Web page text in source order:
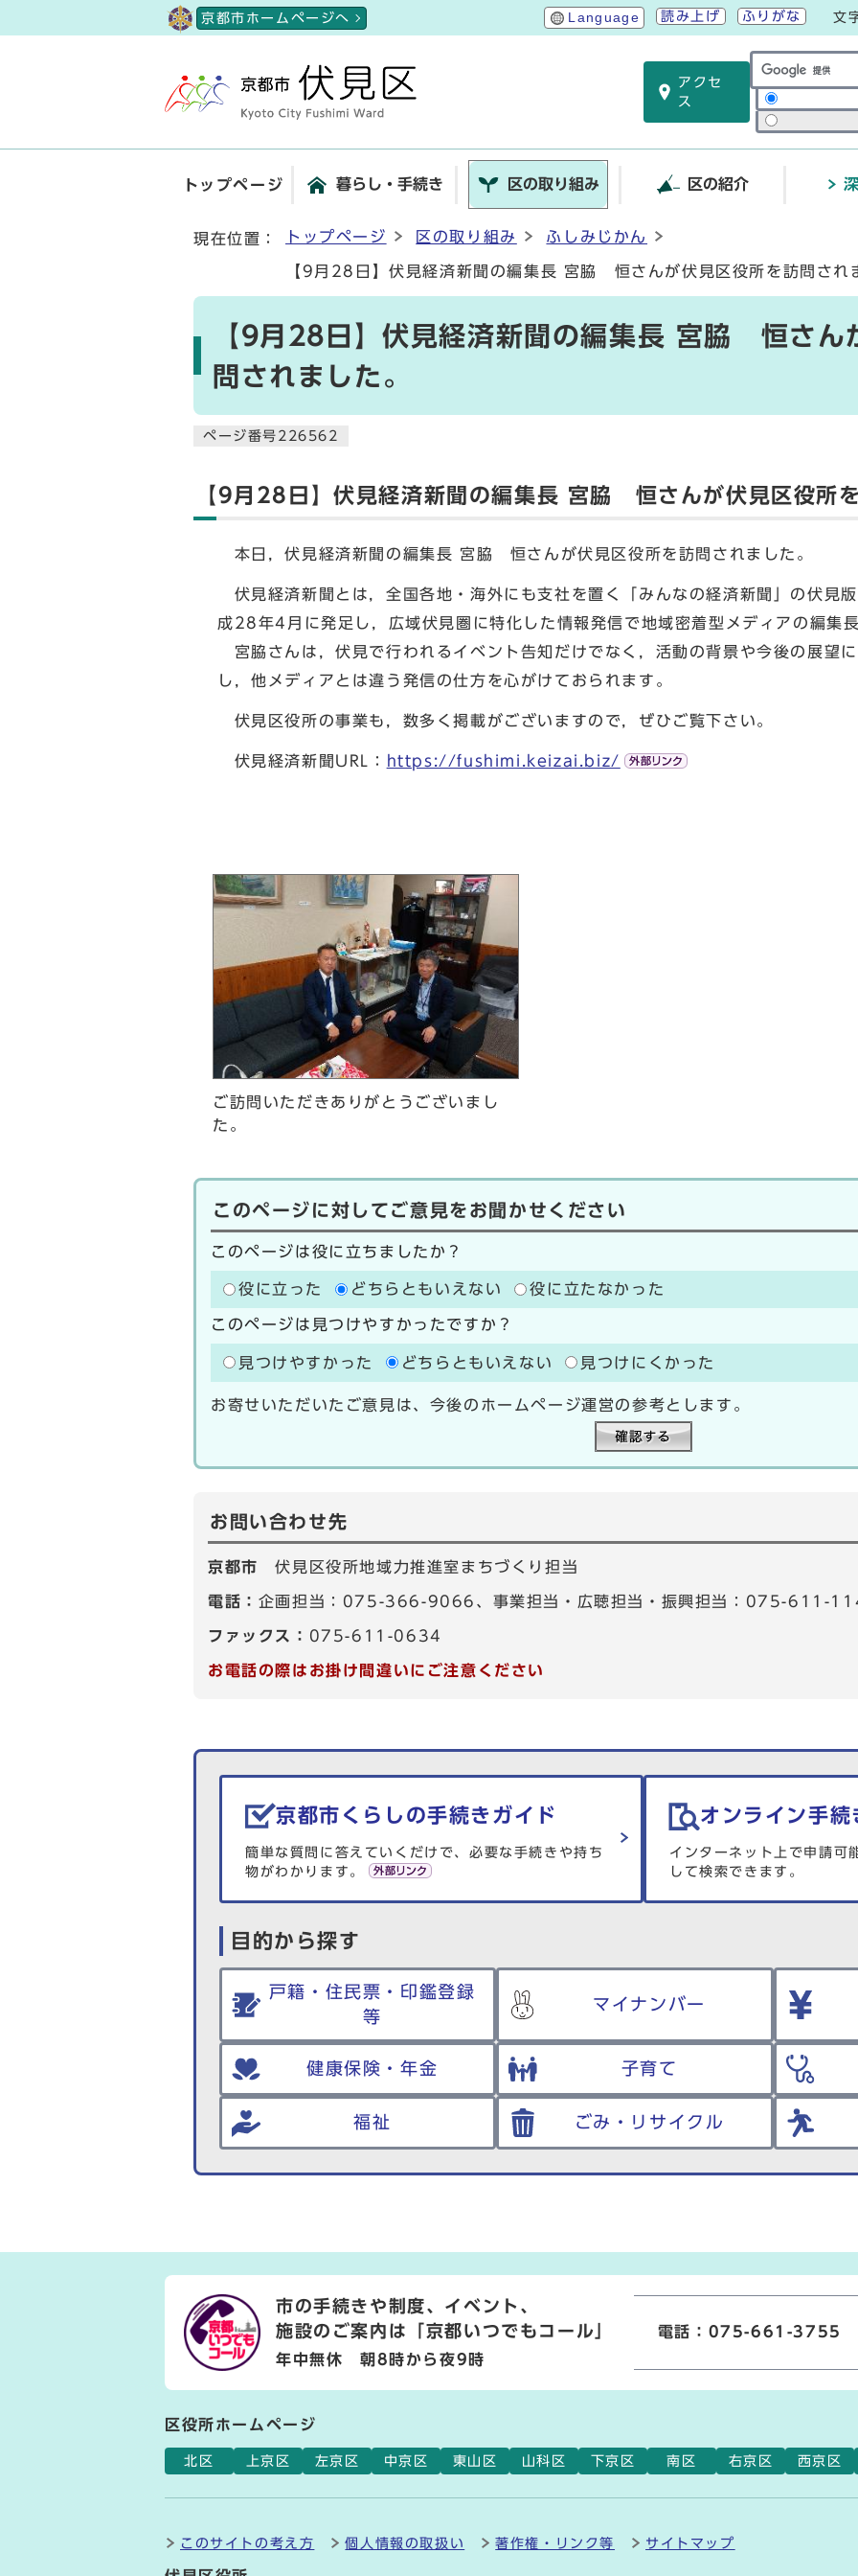
京都市ホームページへ Language 読み上げ ふりがな 文
アクセ
ス
サイト内検索
トップページ 暮らし・手続き 区の取り組み 区の紹介
現在位置： トップページ 区の取り組み ふしみじかん
【9月28日】伏見経済新聞の編集長 宮脇 恒さんが伏見区役所を訪問され
【9月28日】伏見経済新聞の編集長 宮脇 恒さん
問されました。
ページ番号226562
【9月28日】伏見経済新聞の編集長 宮脇 恒さんが伏見区役所
本日，伏見経済新聞の編集長 宮脇 恒さんが伏見区役所を訪問されました。
伏見経済新聞とは，全国各地・海外にも支社を置く「みんなの経済新聞」の伏見
成28年4月に発足し，広域伏見圏に特化した情報発信で地域密着型メディアの編集
宮脇さんは，伏見で行われるイベント告知だけでなく，活動の背景や今後の展望
し，他メディアとは違う発信の仕方を心がけておられます。
伏見区役所の事業も，数多く掲載がございますので，ぜひご覧下さい。
伏見経済新聞URL： https://fushimi.keizai.biz/
ご訪問いただきありがとうございまし
た。
このページに対してご意見をお聞かせください
このページは役に立ちましたか？
役に立った どちらともいえない 役に立たなかった
このページは見つけやすかったですか？
見つけやすかった どちらともいえない 見つけにくかった
お寄せいただいたご意見は、今後のホームページ運営の参考とします。
お問い合わせ先
京都市伏見区役所地域力推進室まちづくり担当
電話： 企画担当：075-366-9066、事業担当・広聴担当・振興担当：075-611-
ファックス： 075-611-0634
お電話の際はお掛け間違いにご注意ください
生活情報を探す
京都市くらしの手続きガイド
簡単な質問に答えていくだけで、必要な手続きや持ち
物がわかります。
オンライン手続
インターネット上で申請可
して検索できます。
目的から探す
戸籍・住民票・印鑑登録
等
マイナンバー
健康保険・年金 子育て
福祉 ごみ・リサイクル
市の手続きや制度、イベント、
施設のご案内は
「京都いつでもコール」
年中無休 朝8時から夜9時
電話：075-661-3755
区役所ホームページ
北区 上京区 左京区 中京区 東山区 山科区 下京区 南区 右京区 西京区
このサイトの考え方 個人情報の取扱い 著作権・リンク等 サイトマップ